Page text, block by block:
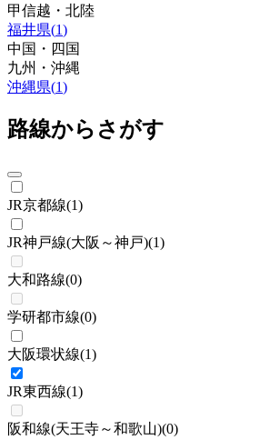
甲信越・北陸
福井県(1)
中国・四国
九州・沖縄
沖縄県(1)
路線からさがす
JR京都線(1)
JR神戸線(大阪～神戸)(1)
大和路線(0)
学研都市線(0)
大阪環状線(1)
JR東西線(1)
阪和線(天王寺～和歌山)(0)